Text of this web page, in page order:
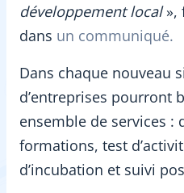
développement local»,
dans un communiqué.
Dans chaque nouveau
d’entreprises pourront
ensemble de services :
formations, test
d’incubation et suivi